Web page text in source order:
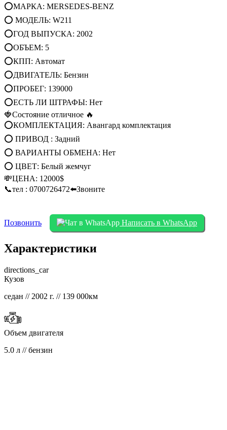
⭕МАРКА: MERSEDES-BENZ
⭕ МОДЕЛЬ: W211
⭕ГОД ВЫПУСКА: 2002
⭕ОБЪЕМ: 5
⭕КПП: Автомат
⭕ДВИГАТЕЛЬ: Бензин
⭕ПРОБЕГ: 139000
⭕ЕСТЬ ЛИ ШТРАФЫ: Нет
🍓Состояние отличное 🔥
⭕КОМПЛЕКТАЦИЯ: Авангард комплектация
⭕ ПРИВОД : Задний
⭕ ВАРИАНТЫ ОБМЕНА: Нет
⭕ ЦВЕТ: Белый жемчуг
💸ЦЕНА: 12000$
📞тел : 0700726472⬅️Звоните
Позвонить Написать в WhatsApp
Характеристики
directions_car
Кузов
седан // 2002 г. // 139 000км
Объем двигателя
5.0 л // бензин